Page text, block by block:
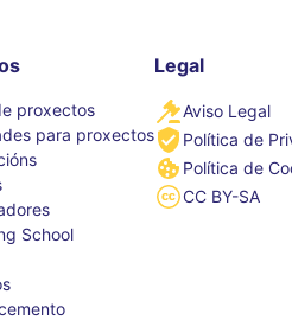
proxectos
para proxectos
School
Legal
Aviso Legal
Política de
Política de
CC BY-SA